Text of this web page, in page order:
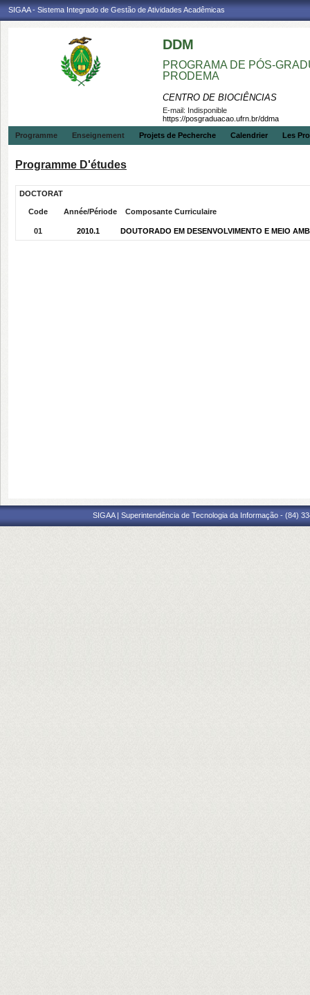
SIGAA - Sistema Integrado de Gestão de Atividades Acadêmicas
DDM
PROGRAMA DE PÓS-
PRODEMA
CENTRO DE BIOCIÊNCIAS
E-mail: Indisponible
https://posgraduacao.ufrn.br/ddma
Programme
Enseignement Projets de Pecherche Calendrier Les
Programme D'études
DOCTORAT
Code Année/Période Composante Curriculaire
01 2010.1 DOUTORADO EM DESENVOLVIMENTO E MEIO
SIGAA | Superintendência de Tecnologia da Informação - (84)